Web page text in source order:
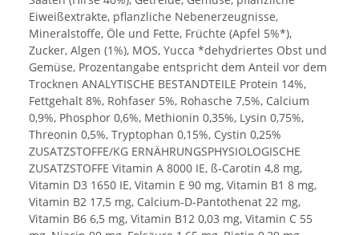
Eiweißextrakte, pflanzliche Nebenerzeugnisse,
Mineralstoffe, Öle und Fette, Früchte (Apfel 5%*),
Zucker, Algen (1%), MOS, Yucca *dehydriertes Obst und
Gemüse, Prozentangabe entspricht dem Anteil vor dem
Trocknen ANALYTISCHE BESTANDTEILE Protein 14%,
Fettgehalt 8%, Rohfaser 5%, Rohasche 7,5%, Calcium
0,9%, Phosphor 0,6%, Methionin 0,35%, Lysin 0,75%,
Threonin 0,5%, Tryptophan 0,15%, Cystin 0,25%
ZUSATZSTOFFE/KG ERNÄHRUNGSPHYSIOLOGISCHE
ZUSATZSTOFFE Vitamin A 8000 IE, ß-Carotin 4,8 mg,
Vitamin D3 1650 IE, Vitamin E 90 mg, Vitamin B1 8 mg,
Vitamin B2 17,5 mg, Calcium-D-Pantothenat 22 mg,
Vitamin B6 6,5 mg, Vitamin B12 0,03 mg, Vitamin C 55